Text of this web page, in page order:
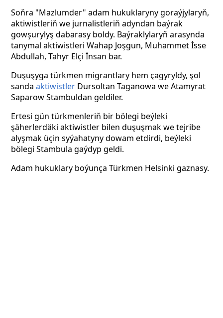
Soňra "Mazlumder" adam hukuklaryny goraýjylaryň,
aktiwistleriň we jurnalistleriň adyndan baýrak
gowşurylyş dabarasy boldy. Baýraklylaryň arasynda
tanymal aktiwistleri Wahap Joşgun, Muhammet İsse
Abdullah, Tahyr Elçi İnsan bar.
Duşuşyga türkmen migrantlary hem çagyryldy, şol
sandaaktiwistler Dursoltan Taganowa we Atamyrat
Saparow Stambuldan geldiler.
Ertesi gün türkmenleriň bir bölegi beýleki
şäherlerdäki aktiwistler bilen duşuşmak we tejribe
alyşmak üçin syýahatyny dowam etdirdi, beýleki
bölegi Stambula gaýdyp geldi.
Adam hukuklary boýunça Türkmen Helsinki gaznasy.